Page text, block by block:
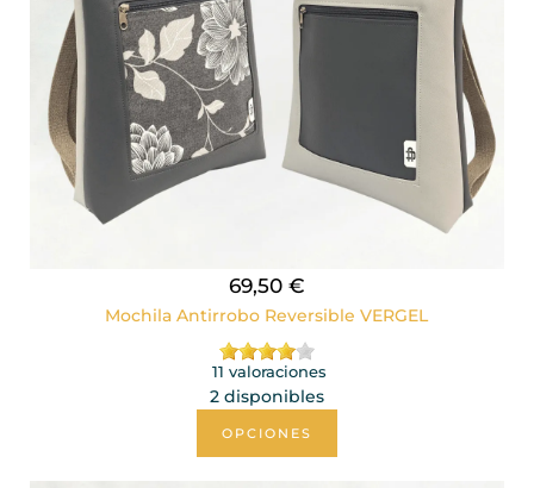
69,50 €
Mochila Antirrobo Reversible VERGEL
11 valoraciones
2 disponibles
OPCIONES